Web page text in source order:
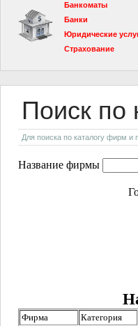
Банкоматы
Банки
Юридические
Страхование
Поиск по
Для поиска по каталогу фирм и
Название фирмы
Фирма Категория